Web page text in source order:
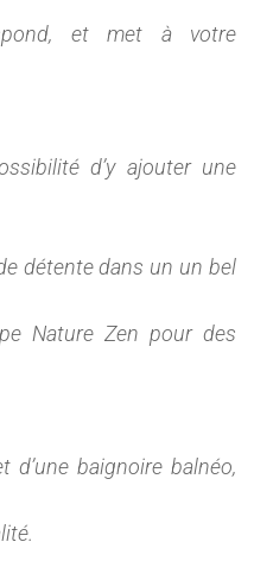
et met à votre
d’y ajouter une
détente dans un un bel
Nature Zen pour des
d’une baignoire balnéo,